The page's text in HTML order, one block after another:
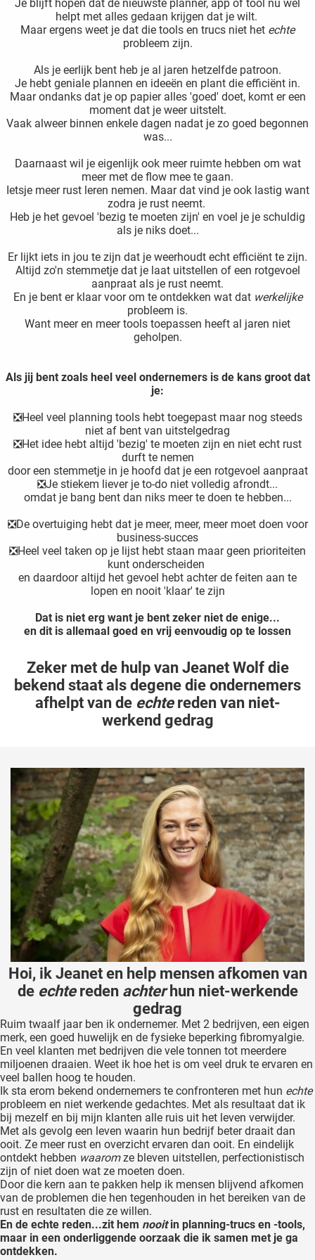
Je blijft hopen dat de nieuwste planner, app of tool nu wel
helpt met alles gedaan krijgen dat je wilt.
Maar ergens weet je dat die tools en trucs niet het echte
probleem zijn.
Als je eerlijk bent heb je al jaren hetzelfde patroon.
Je hebt geniale plannen en ideeën en plant die efficiënt in.
Maar ondanks dat je op papier alles 'goed' doet, komt er een
moment dat je weer uitstelt.
Vaak alweer binnen enkele dagen nadat je zo goed begonnen
was...
Daarnaast wil je eigenlijk ook meer ruimte hebben om wat
meer met de flow mee te gaan.
Ietsje meer rust leren nemen. Maar dat vind je ook lastig want
zodra je rust neemt.
Heb je het gevoel 'bezig te moeten zijn' en voel je je schuldig
als je niks doet...
Er lijkt iets in jou te zijn dat je weerhoudt echt efficiënt te zijn.
Altijd zo'n stemmetje dat je laat uitstellen of een rotgevoel
aanpraat als je rust neemt.
En je bent er klaar voor om te ontdekken wat dat werkelijke
probleem is.
Want meer en meer tools toepassen heeft al jaren niet
geholpen.
Als jij bent zoals heel veel ondernemers is de kans groot dat
je:
❎Heel veel planning tools hebt toegepast maar nog steeds
niet af bent van uitstelgedrag
❎Het idee hebt altijd 'bezig' te moeten zijn en niet echt rust
durft te nemen
door een stemmetje in je hoofd dat je een rotgevoel aanpraat
❎Je stiekem liever je to-do niet volledig afrondt...
omdat je bang bent dan niks meer te doen te hebben...
❎De overtuiging hebt dat je meer, meer, meer moet doen voor
business-succes
❎Heel veel taken op je lijst hebt staan maar geen prioriteiten
kunt onderscheiden
en daardoor altijd het gevoel hebt achter de feiten aan te
lopen en nooit 'klaar' te zijn
Dat is niet erg want je bent zeker niet de enige...
en dit is allemaal goed en vrij eenvoudig op te lossen
Zeker met de hulp van Jeanet Wolf die
bekend staat als degene die ondernemers
afhelpt van de echtereden van niet-
werkend gedrag
Hoi, ik Jeanet en help mensen afkomen van
de echtereden achterhun niet-werkende
gedrag
Ruim twaalf jaar ben ik ondernemer. Met 2 bedrijven, een eigen
merk, een goed huwelijk en de fysieke beperking fibromyalgie.
En veel klanten met bedrijven die vele tonnen tot meerdere
miljoenen draaien. Weet ik hoe het is om veel druk te ervaren en
veel ballen hoog te houden.
Ik sta erom bekend ondernemers te confronteren met hun echte
probleem en niet werkende gedachtes. Met als resultaat dat ik
bij mezelf en bij mijn klanten alle ruis uit het leven verwijder.
Met als gevolg een leven waarin hun bedrijf beter draait dan
ooit. Ze meer rust en overzicht ervaren dan ooit. En eindelijk
ontdekt hebben waaromze bleven uitstellen, perfectionistisch
zijn of niet doen wat ze moeten doen.
Door die kern aan te pakken help ik mensen blijvend afkomen
van de problemen die hen tegenhouden in het bereiken van de
rust en resultaten die ze willen.
En de echte reden...zit hem nooitin planning-trucs en -tools,
maar in een onderliggende oorzaak die ik samen met je ga
ontdekken.
de
website-